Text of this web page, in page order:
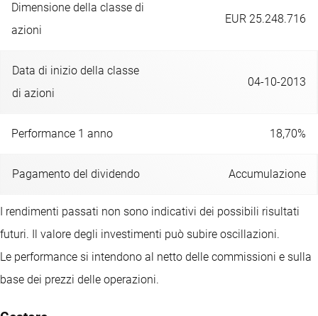
Dimensione della classe di
azioni
EUR 25.248.716
Data di inizio della classe
di azioni
04-10-2013
Performance 1 anno 18,70%
Pagamento del dividendo Accumulazione
I rendimenti passati non sono indicativi dei possibili risultati
futuri. Il valore degli investimenti può subire oscillazioni.
Le performance si intendono al netto delle commissioni e sulla
base dei prezzi delle operazioni.